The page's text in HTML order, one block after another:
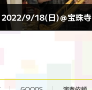
2022/9/18(日)＠宝珠寺